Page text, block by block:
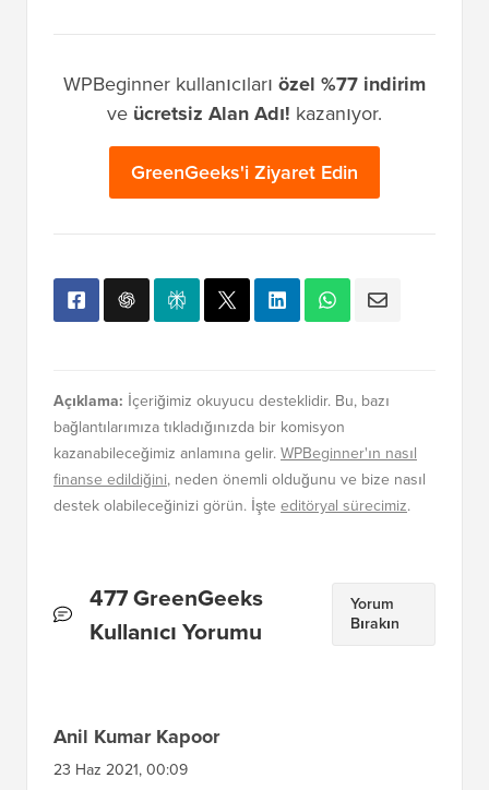
WPBeginner kullanıcıları özel %77 indirim
ve ücretsiz Alan Adı! kazanıyor.
GreenGeeks'i Ziyaret Edin
Açıklama: İçeriğimiz okuyucu desteklidir. Bu, bazı
bağlantılarımıza tıkladığınızda bir komisyon
kazanabileceğimiz anlamına gelir.WPBeginner'ın nasıl
finanse edildiğini, neden önemli olduğunu ve bize nasıl
destek olabileceğinizi görün. İşte editöryal sürecimiz.
Okuyucu
Etkileşimleri
477 GreenGeeks
Kullanıcı Yorumu
Yorum
Bırakın
Anil Kumar Kapoor
23 Haz 2021, 00:09